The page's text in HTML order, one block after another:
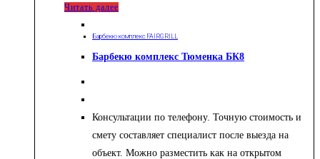
Читать далее
Барбекю комплекс FAIRGRILL
Барбекю комплекс Тюменка БК8
Консультации по телефону. Точную стоимость и
смету составляет специалист после выезда на
объект. Можно разместить как на открытом